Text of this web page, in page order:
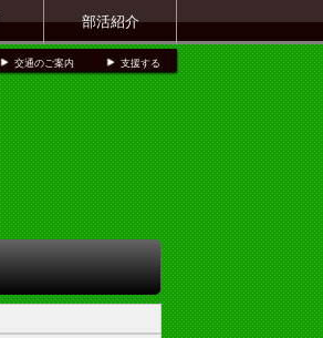
部活紹介
交通のご案内 支援する